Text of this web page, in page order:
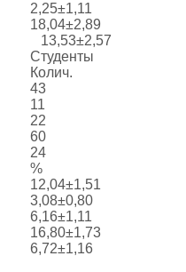
2,25±1,11
18,04±2,89
13,53±2,57
Студенты
Колич.
43
11
22
60
24
%
12,04±1,51
3,08±0,80
6,16±1,11
16,80±1,73
6,72±1,16